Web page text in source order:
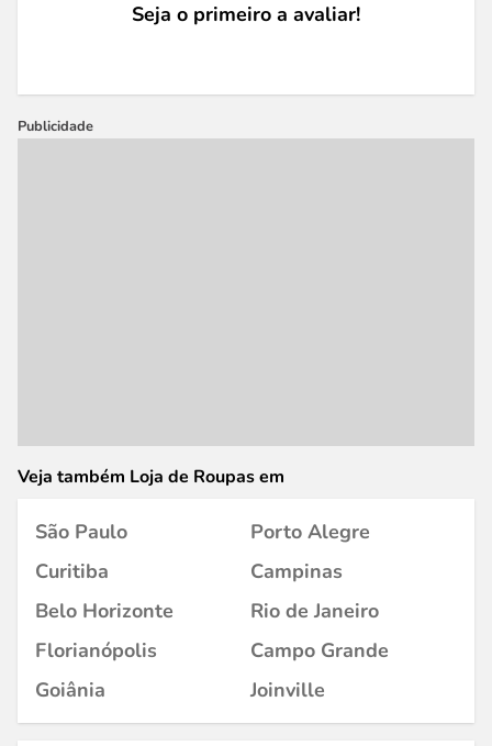
Seja o primeiro a avaliar!
Publicidade
Veja também Loja de Roupas em
São Paulo
Porto Alegre
Curitiba
Campinas
Belo Horizonte
Rio de Janeiro
Florianópolis
Campo Grande
Goiânia
Joinville